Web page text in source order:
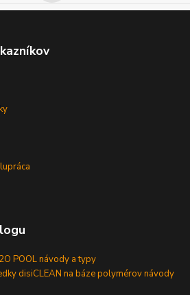
POOL návody a typy
disiCLEAN na báze polymérov návody